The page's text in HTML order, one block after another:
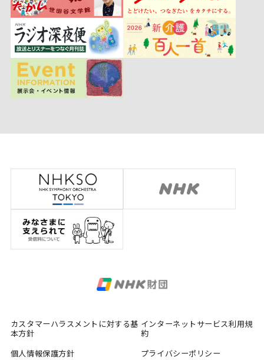
カスタマーハラスメントに対する基
本方針
インターネットサービス利用規
約
個人情報保護方針
プライバシーポリシー